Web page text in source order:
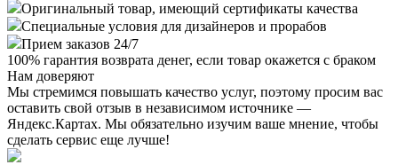
Оригинальный товар, имеющий сертификаты качества
Специальные условия для дизайнеров и прорабов
Прием заказов 24/7
100% гарантия возврата денег, если товар окажется с браком
Нам доверяют
Мы стремимся повышать качество услуг, поэтому просим вас
оставить свой отзыв в независимом источнике —
Яндекс.Картах. Мы обязательно изучим ваше мнение, чтобы
сделать сервис еще лучше!